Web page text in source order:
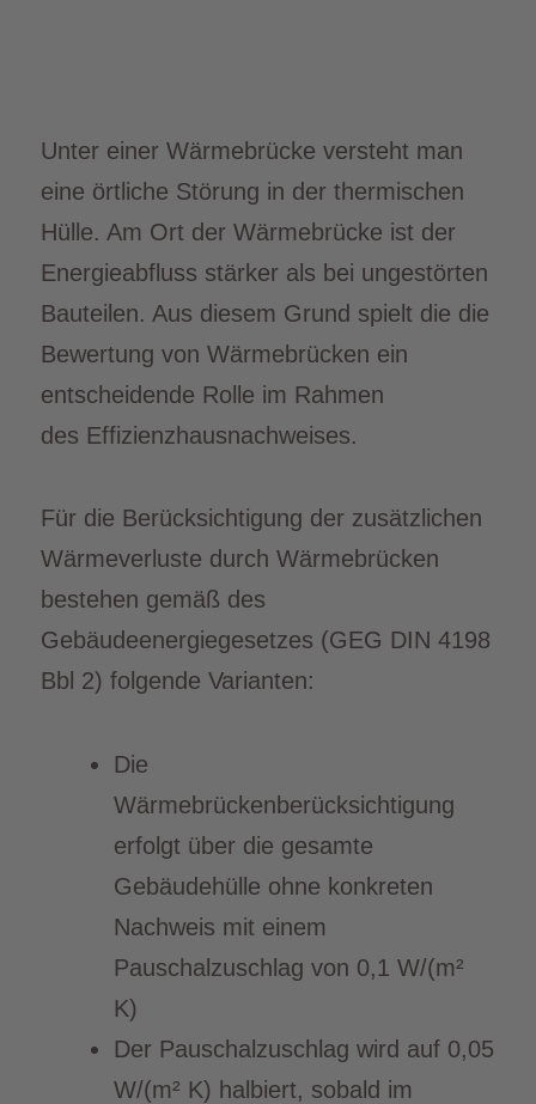
Unter einer Wärmebrücke versteht man
eine örtliche Störung in der thermischen
Hülle. Am Ort der Wärmebrücke ist der
Energieabfluss stärker als bei ungestörten
Bauteilen. Aus diesem Grund spielt die die
Bewertung von Wärmebrücken ein
entscheidende Rolle im Rahmen
des Effizienzhausnachweises.
Für die Berücksichtigung der zusätzlichen
Wärmeverluste durch Wärmebrücken
bestehen gemäß des
Gebäudeenergiegesetzes (GEG DIN 4198
Bbl 2) folgende Varianten:
Die
Wärmebrückenberücksichtigung
erfolgt über die gesamte
Gebäudehülle ohne konkreten
Nachweis mit einem
Pauschalzuschlag von 0,1 W/(m²
K)
Der Pauschalzuschlag wird auf 0,05
W/(m² K) halbiert, sobald im